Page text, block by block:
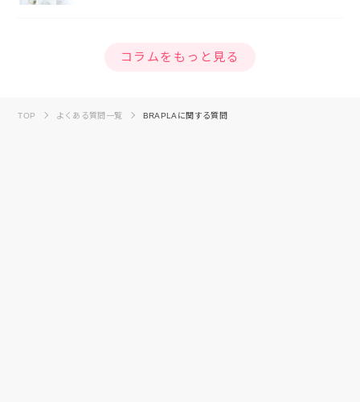
コラムをもっと見る
TOP よくある質問一覧 BRAPLAに関する質問